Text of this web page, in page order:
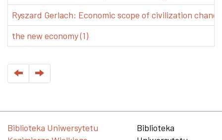
Ryszard Gerlach: Economic scope of civilization
the new economy (1)
Biblioteka Uniwersytetu
Biblioteka